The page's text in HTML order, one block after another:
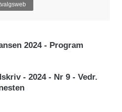
2024 - Program
- 2024 - Nr 9 - Vedr.